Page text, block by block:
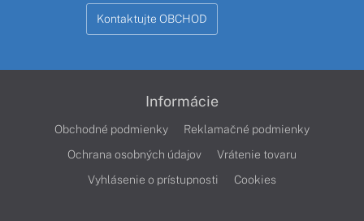
Kontaktujte OBCHOD
Informácie
Obchodné podmienky
Reklamačné podmienky
Ochrana osobných údajov
Vrátenie tovaru
Vyhlásenie o prístupnosti
Cookies